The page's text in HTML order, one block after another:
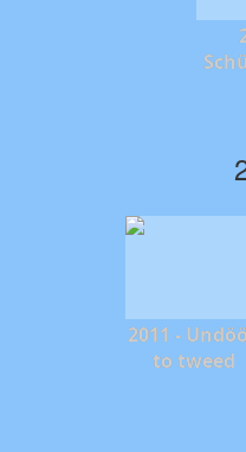
2011 -
to tweed